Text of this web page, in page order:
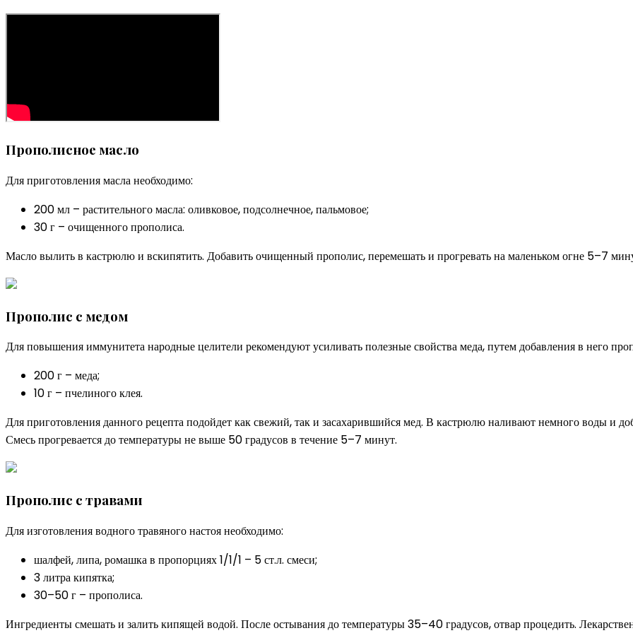
Прополисное масло
Для приготовления масла необходимо:
200 мл – растительного масла: оливковое, подсолнечное, пальмовое;
30 г – очищенного прополиса.
Масло вылить в кастрюлю и вскипятить. Добавить очищенный прополис, перемешать и прогревать на маленьком огне 5–7
Прополис с медом
Для повышения иммунитета народные целители рекомендуют усиливать полезные свойства меда, путем добавления в него
200 г – меда;
10 г – пчелиного клея.
Для приготовления данного рецепта подойдет как свежий, так и засахарившийся мед. В кастрюлю наливают немного воды и
Смесь прогревается до температуры не выше 50 градусов в течение 5–7 минут.
Прополис с травами
Для изготовления водного травяного настоя необходимо:
шалфей, липа, ромашка в пропорциях 1/1/1 – 5 ст.л. смеси;
3 литра кипятка;
30–50 г – прополиса.
Ингредиенты смешать и залить кипящей водой. После остывания до температуры 35–40 градусов, отвар процедить.